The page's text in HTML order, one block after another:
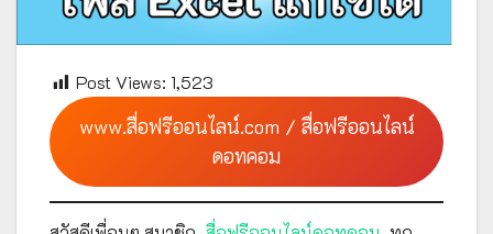
Post Views: 1,523
www.สื่อฟรีออนไลน์.com / สื่อฟรีออนไลน์
ดอทคอม